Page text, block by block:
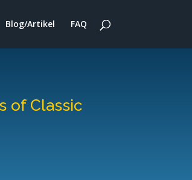
Blog/Artikel FAQ
of Classic